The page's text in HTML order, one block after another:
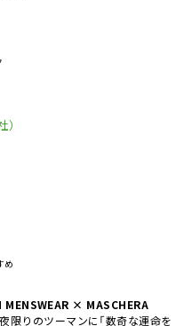
め
MENSWEAR × MASCHERA
夜限りのツーマンに「数奇な運命を